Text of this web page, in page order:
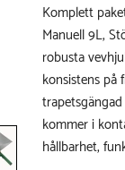
Komplett
Manuell 9L,
robusta
konsistens
kommer i
hållbarhet,